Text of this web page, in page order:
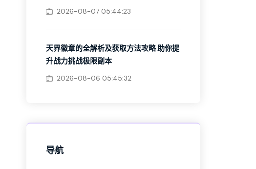
2026-08-07 05:44:23
天界徽章的全解析及获取方法攻略 助你提
升战力挑战极限副本
2026-08-06 05:45:32
导航